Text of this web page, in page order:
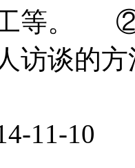
等。 ②
访谈的
11-10